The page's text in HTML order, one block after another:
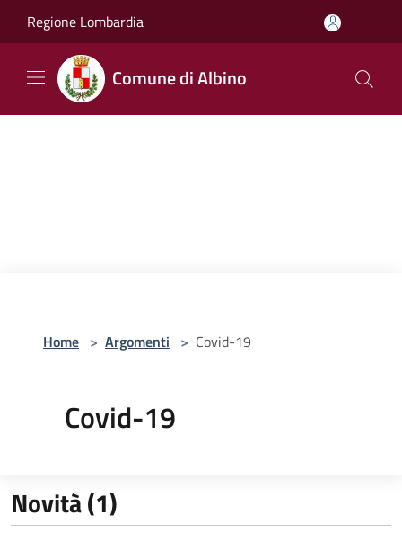
Regione Lombardia
Comune di Albino
Home > Argomenti > Covid-19
Covid-19
Novità (1)